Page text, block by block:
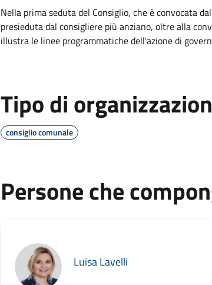
Nella prima seduta del Consiglio, che è convocata
presieduta dal consigliere più anziano, oltre alla
illustra le linee programmatiche dell'azione di
Tipo di
consiglio comunale
Persone che
Luisa Lavelli